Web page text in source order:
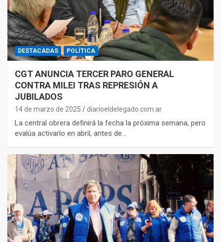
DESTACADAS POLÍTICA
CGT ANUNCIA TERCER PARO GENERAL
CONTRA MILEI TRAS REPRESIÓN A
JUBILADOS
14 de marzo de 2025 diarioeldelegado.com.ar
La central obrera definirá la fecha la próxima semana, pero
evalúa activarlo en abril, antes de…